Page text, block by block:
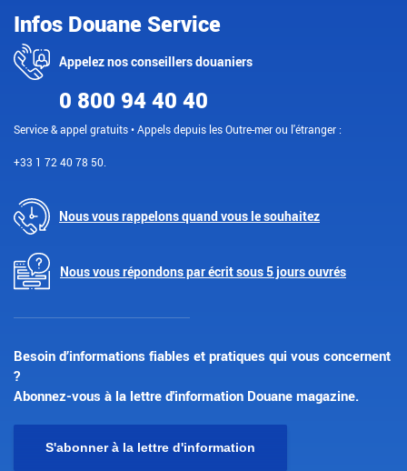
Infos Douane Service
Appelez nos conseillers douaniers
0 800 94 40 40
Service & appel gratuits • Appels depuis les Outre-mer ou l'étranger :
+33 1 72 40 78 50.
Nous vous rappelons quand vous le souhaitez
Nous vous répondons par écrit sous 5 jours ouvrés
Besoin d’informations fiables et pratiques qui vous concernent
?
Abonnez-vous à la lettre d'information Douane magazine.
S'abonner à la lettre d'information